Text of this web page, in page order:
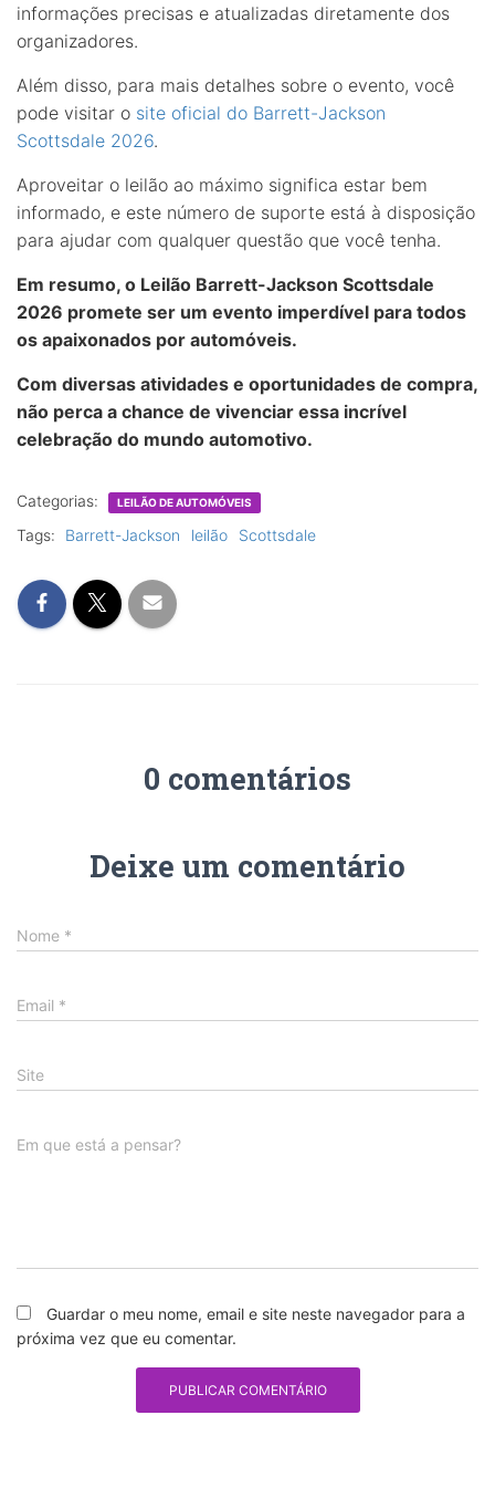
informações precisas e atualizadas diretamente dos
organizadores.
Além disso, para mais detalhes sobre o evento, você
pode visitar o site oficial do Barrett-Jackson
Scottsdale 2026.
Aproveitar o leilão ao máximo significa estar bem
informado, e este número de suporte está à disposição
para ajudar com qualquer questão que você tenha.
Em resumo, o Leilão Barrett-Jackson Scottsdale
2026 promete ser um evento imperdível para todos
os apaixonados por automóveis.
Com diversas atividades e oportunidades de compra,
não perca a chance de vivenciar essa incrível
celebração do mundo automotivo.
Categorias: LEILÃO DE AUTOMÓVEIS
Tags: Barrett-Jackson leilão Scottsdale
0 comentários
Deixe um comentário
Nome *
Email *
Site
Em que está a pensar?
Guardar o meu nome, email e site neste navegador para a
próxima vez que eu comentar.